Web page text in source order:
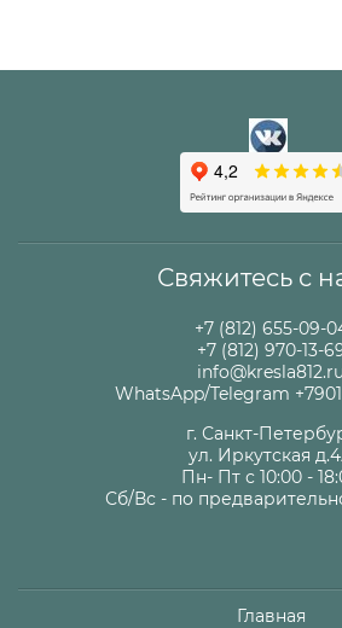
Свяжитесь с
+7 (812) 655-09-
+7 (812) 970-13-
info@kresla812.ru
WhatsApp/Telegram
г. Санкт-
ул. Иркутская
Пн- Пт с 10:00 -
Сб/Вс - по
Главная